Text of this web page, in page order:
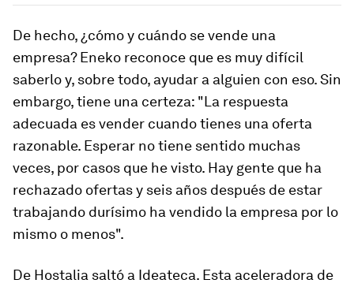
De hecho, ¿cómo y cuándo se vende una
empresa? Eneko reconoce que es muy difícil
saberlo y, sobre todo, ayudar a alguien con eso. Sin
embargo, tiene una certeza: "La respuesta
adecuada es vender cuando tienes una oferta
razonable. Esperar no tiene sentido muchas
veces, por casos que he visto. Hay gente que ha
rechazado ofertas y seis años después de estar
trabajando durísimo ha vendido la empresa por lo
mismo o menos".
De Hostalia saltó a Ideateca. Esta aceleradora de